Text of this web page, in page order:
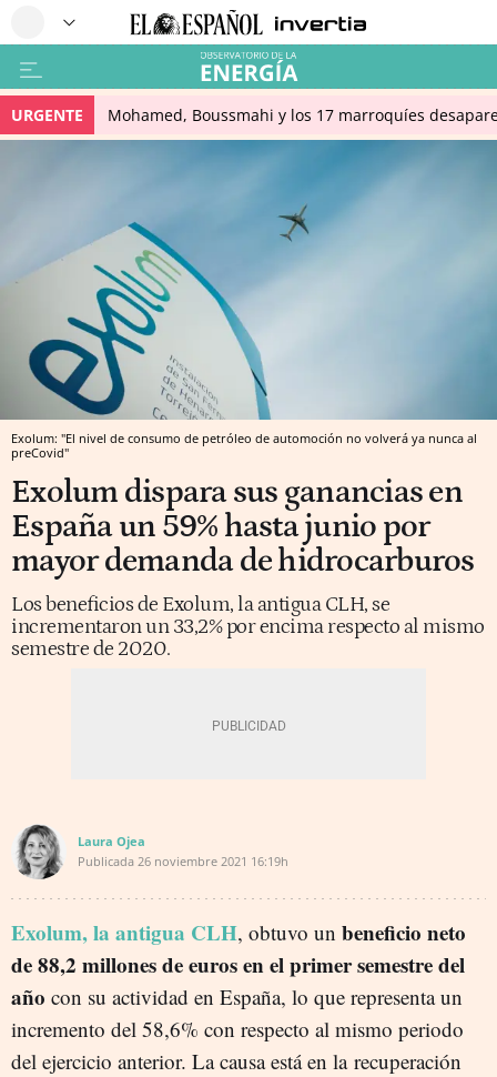
URGENTE Mohamed, Boussmahi y los 17 marroquíes
Exolum: "El nivel de consumo de petróleo de automoción no volverá ya nunca al
preCovid"
Exolum dispara sus ganancias en
España un 59% hasta junio por
mayor demanda de hidrocarburos
Los beneficios de Exolum, la antigua CLH, se
incrementaron un 33,2% por encima respecto al mismo
semestre de 2020.
Laura Ojea
Publicada 26 noviembre 2021 16:19h
Exolum, la antigua CLH, obtuvo un beneficio neto
de 88,2 millones de euros en el primer semestre del
año con su actividad en España, lo que representa un
incremento del 58,6% con respecto al mismo periodo
del ejercicio anterior. La causa está en la recuperación